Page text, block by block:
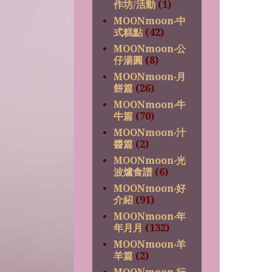
作坊/活動 (1)
MOONmoon‧中
式糕點 (42)
MOONmoon‧公
仔湯圓 (8)
MOONmoon‧月
餅篇 (26)
MOONmoon‧牛
牛篇 (70)
MOONmoon‧汁
醬篇 (2)
MOONmoon‧光
波爐食譜 (6)
MOONmoon‧好
介紹 (91)
MOONmoon‧年
年月月 (132)
MOONmoon‧羊
羊篇 (2)